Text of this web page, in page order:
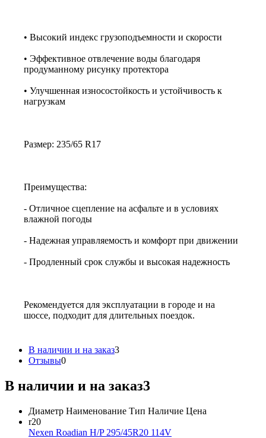
• Высокий индекс грузоподъемности и скорости
• Эффективное отвлечение воды благодаря
продуманному рисунку протектора
• Улучшенная износостойкость и устойчивость к
нагрузкам
Размер: 235/65 R17
Преимущества:
- Отличное сцепление на асфальте и в условиях
влажной погоды
- Надежная управляемость и комфорт при движении
- Продленный срок службы и высокая надежность
Рекомендуется для эксплуатации в городе и на
шоссе, подходит для длительных поездок.
В наличии и на заказ3
Отзывы0
В наличии и на заказ3
Диаметр Наименование Тип Наличие Цена
r20
Nexen Roadian H/P 295/45R20 114V